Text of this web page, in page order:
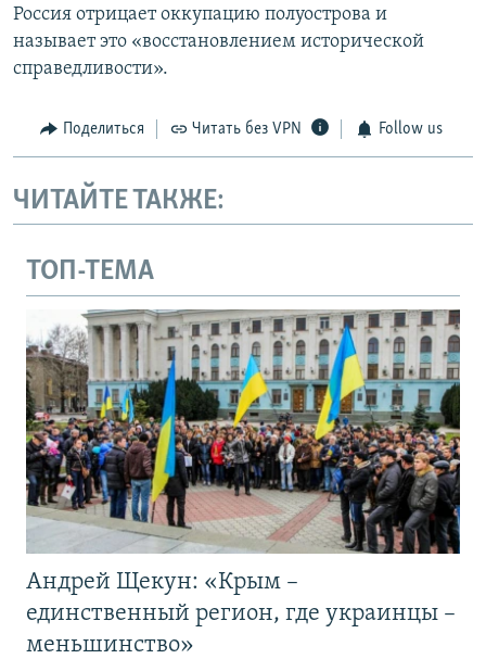
Россия отрицает оккупацию полуострова и
называет это «восстановлением исторической
справедливости».
Поделиться Читать без VPN Follow us
ЧИТАЙТЕ ТАКЖЕ:
ТОП-ТЕМА
Андрей Щекун: «Крым –
единственный регион, где украинцы –
меньшинство»